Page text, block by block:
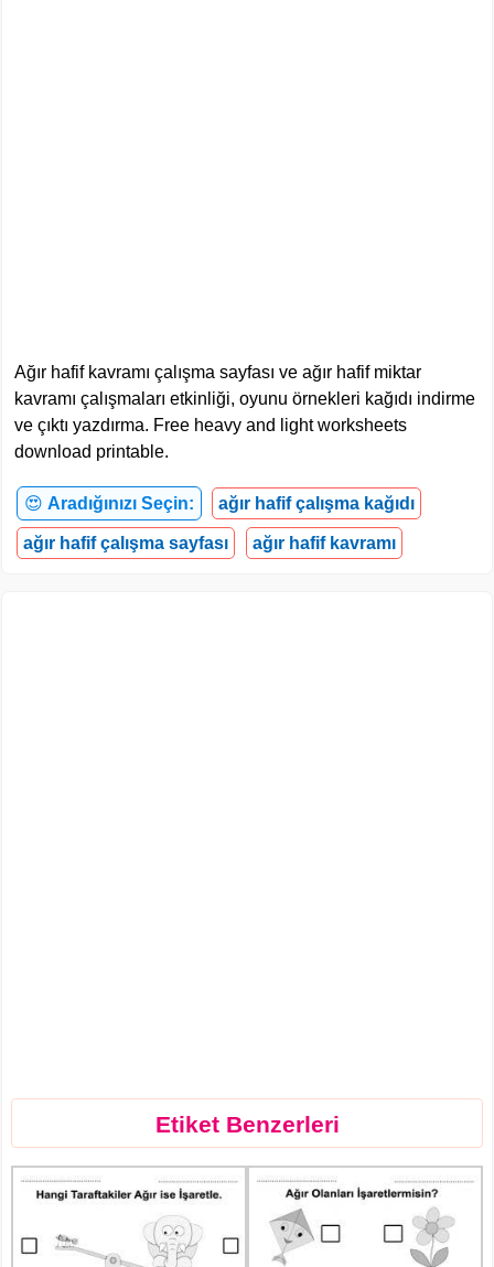
Ağır hafif kavramı çalışma sayfası ve ağır hafif miktar
kavramı çalışmaları etkinliği, oyunu örnekleri kağıdı indirme
ve çıktı yazdırma. Free heavy and light worksheets
download printable.
😍 Aradığınızı Seçin: ağır hafif çalışma kağıdı
ağır hafif çalışma sayfası ağır hafif kavramı
Etiket Benzerleri